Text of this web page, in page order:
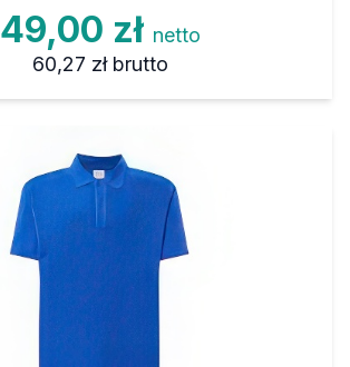
49,00 zł netto
60,27 zł brutto